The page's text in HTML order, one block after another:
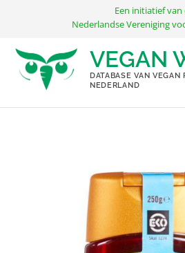
inhoud
Een initiatief van
Nederlandse Vereniging
VEGAN
DATABASE VAN VEGAN
NEDERLAND